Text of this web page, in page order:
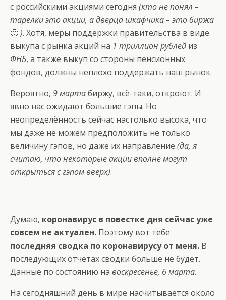
с российскими акциями сегодня (кто не понял –
тарелки это акции, а дверца шкафчика – это биржа
🙂). Хотя, меры поддержки правительства в виде
выкупа с рынка акций на 1 триллион рублей из
ФНБ, а также выкуп со стороны пенсионных
фондов, должны неплохо поддержать наш рынок.
Вероятно, 9 мартабиржу, всё-таки, откроют. И
явно нас ожидают большие гэпы. Но
неопределённость сейчас настолько высока, что
мы даже не можем предположить не только
величину гэпов, но даже их направление (да, я
считаю, что некоторые акции вполне могут
открыться с гэпом вверх).
Думаю, коронавирус в повестке дня сейчас уже
совсем не актуален. Поэтому вот тебе
последняя сводка по коронавирусу от меня. В
последующих отчётах сводки больше не будет.
Данные по состоянию на воскресенье, 6 марта.
На сегодняшний день в мире насчитывается около